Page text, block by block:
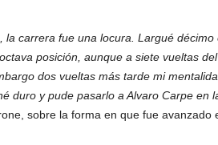
la carrera fue una locura. Largué
posición, aunque a siete vueltas
dos vueltas más tarde mi
duro y pude pasarlo a Alvaro Carpe en
sobre la forma en que fue avanzado